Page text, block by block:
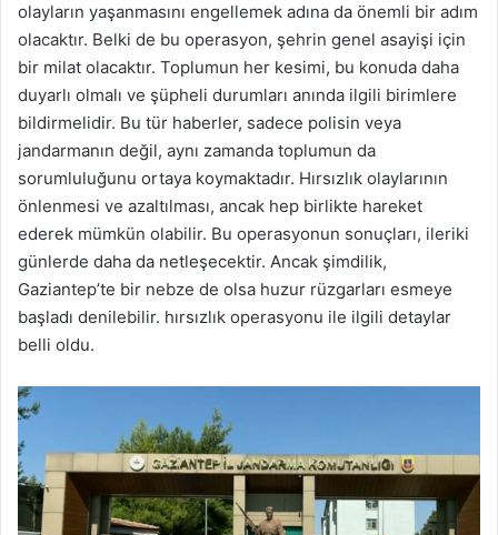
olayların yaşanmasını engellemek adına da önemli bir adım
olacaktır. Belki de bu operasyon, şehrin genel asayişi için
bir milat olacaktır. Toplumun her kesimi, bu konuda daha
duyarlı olmalı ve şüpheli durumları anında ilgili birimlere
bildirmelidir. Bu tür haberler, sadece polisin veya
jandarmanın değil, aynı zamanda toplumun da
sorumluluğunu ortaya koymaktadır. Hırsızlık olaylarının
önlenmesi ve azaltılması, ancak hep birlikte hareket
ederek mümkün olabilir. Bu operasyonun sonuçları, ileriki
günlerde daha da netleşecektir. Ancak şimdilik,
Gaziantep’te bir nebze de olsa huzur rüzgarları esmeye
başladı denilebilir. hırsızlık operasyonu ile ilgili detaylar
belli oldu.